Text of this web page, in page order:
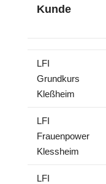
Kunde
LFI
Grundkurs
Kleßheim
LFI
Frauenpower
Klessheim
LFI